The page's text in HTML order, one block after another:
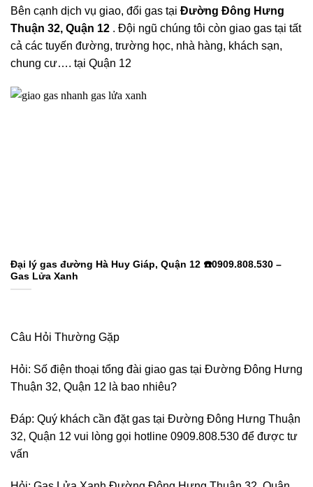
Bên cạnh dịch vụ giao, đổi gas tại Đường Đông Hưng
Thuận 32, Quận 12 . Đội ngũ chúng tôi còn giao gas tại tất
cả các tuyến đường, trường học, nhà hàng, khách sạn,
chung cư…. tại Quận 12
Đại lý gas đường Hà Huy Giáp, Quận 12 ☎️0909.808.530 –
Gas Lửa Xanh
Câu Hỏi Thường Gặp
Hỏi: Số điện thoại tổng đài giao gas tại Đường Đông Hưng
Thuận 32, Quận 12 là bao nhiêu?
Đáp: Quý khách cần đặt gas tại Đường Đông Hưng Thuận
32, Quận 12 vui lòng gọi hotline 0909.808.530 để được tư
vấn